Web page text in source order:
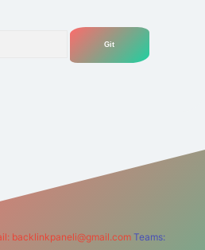
backlinkpaneli@gmail.com Teams: